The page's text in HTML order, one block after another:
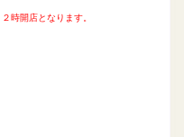
時開店となります。